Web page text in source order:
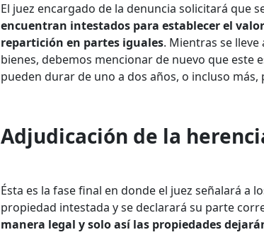
El juez encargado de la denuncia solicitará que
encuentran intestados para establecer el
repartición en partes iguales. Mientras se
bienes, debemos mencionar de nuevo que este
pueden durar de uno a dos años, o incluso
Adjudicación de la
Ésta es la fase final en donde el juez señalará a
propiedad intestada y se declarará su parte
manera legal y solo así las propiedades